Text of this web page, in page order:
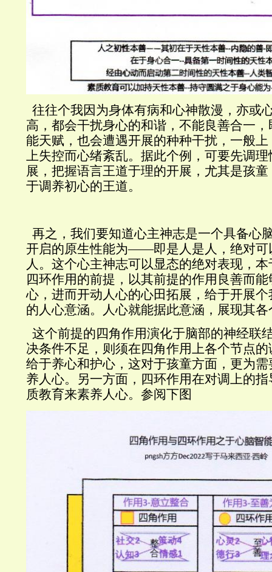
往往个我因为身体有病和心神散漫，亦或
高，都会干扰身心的和谐，不能良善合一
能天赋，也会遭遇开展的种种干扰，一般
上失控而心绪紊乱。据此个例，可要先调
展，把握语言王道于理的开展，尤其是孩
于调养初心的王道。
再之，我们要知道心主神志是一个具备心
开启的原生性能为——即是人是人，绝对可
人。 这个心主神志可以显态的绝对表现，
四环作用的前提，以其前提的作用良善而
心，进而开动人心的心田拓展，给于开展
的人心意涵。人心就能据此意涵，展现其
这个前提的四角作用演化于脑部的神经联
决条件不足，则须在四角作用上各个节点
给于养心和护心，这对于孩童方面，更为
养人心。另一方面，四环作用在对调上的
质教育来素养人心。参阅下图